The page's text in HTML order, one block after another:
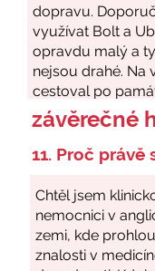
závěrečné
11. Proč právě